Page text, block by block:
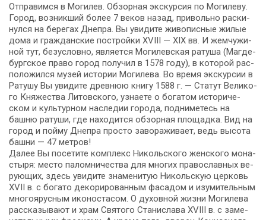
Отправимся в Мо­ги­лев. Обзорная экскурсия по Мо­ги­ле­ву.
Город, воз­ник­ший бо­лее 7 ве­ков на­зад, при­воль­но рас­ки­
нул­ся на бе­ре­гах Дне­пра. Вы уви­ди­те жи­во­пис­ные жи­лые
до­ма и граж­дан­ские постройки XVIII — XIX вв. И жем­чу­жи­
ной тут, безусловно, яв­ля­ет­ся Могилевская ратуша (Маг­де­
бург­ское пра­во го­род по­лу­чил в 1578 го­ду), в ко­то­рой рас­
по­ло­жил­ся му­зей ис­то­рии Могилева. Во вре­мя экс­кур­сии в
Ратушу Вы уви­ди­те древ­нюю кни­гу 1588 г. — Статут Ве­ли­ко­
го Кня­же­ства Ли­тов­ско­го, узна­е­те о богатом ис­то­ри­че­
ском и куль­тур­ном на­сле­дии го­ро­да, под­ни­ме­тесь на
башню ратуши, где на­хо­дит­ся обзорная пло­щад­ка. Вид на
го­род и пойму Дне­пра про­сто за­во­ра­жи­ва­ет, ведь высота
баш­ни — 47 мет­ров!
Да­лее Вы по­се­ти­те ком­плекс Ни­коль­ско­го женского мо­на­
сты­ря: ме­сто па­лом­ни­че­ства для мно­гих пра­во­слав­ных ве­
ру­ю­щих, здесь уви­ди­те зна­ме­ни­тую Никольскую церковь
XVII в. с бо­га­то де­ко­ри­ро­ван­ным фа­са­дом и изу­ми­тель­ным
мно­го­ярус­ным ико­но­ста­сом. О ду­хов­ной жиз­ни Могилева
рассказывают и храм Святого Станислава XVIII в. с за­ме­